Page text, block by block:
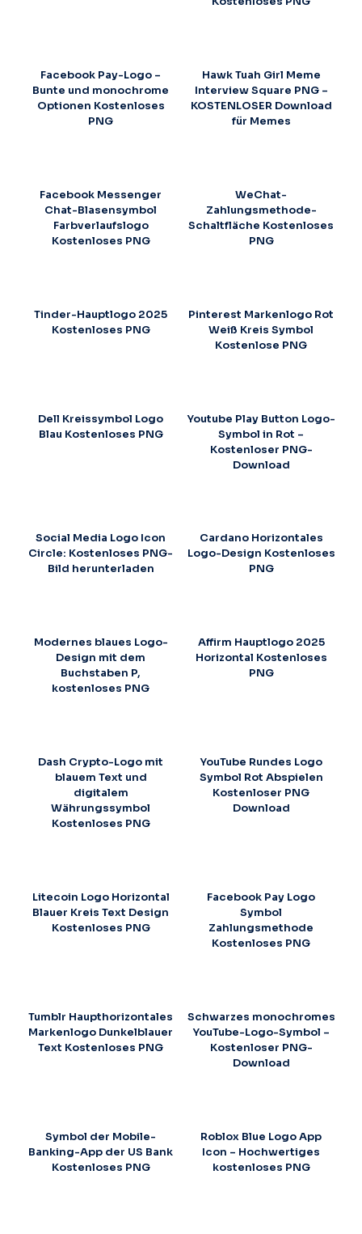
Facebook Pay-Logo –
Bunte und monochrome
Optionen Kostenloses
PNG
Hawk Tuah Girl Meme
Interview Square PNG –
KOSTENLOSER Download
für Memes
Facebook Messenger
Chat-Blasensymbol
Farbverlaufslogo
Kostenloses PNG
WeChat-
Zahlungsmethode-
Schaltfläche Kostenloses
PNG
Tinder-Hauptlogo 2025
Kostenloses PNG
Pinterest Markenlogo Rot
Weiß Kreis Symbol
Kostenlose PNG
Dell Kreissymbol Logo
Blau Kostenloses PNG
Youtube Play Button Logo-
Symbol in Rot –
Kostenloser PNG-
Download
Social Media Logo Icon
Circle: Kostenloses PNG-
Bild herunterladen
Cardano Horizontales
Logo-Design Kostenloses
PNG
Modernes blaues Logo-
Design mit dem
Buchstaben P,
kostenloses PNG
Affirm Hauptlogo 2025
Horizontal Kostenloses
PNG
Dash Crypto-Logo mit
blauem Text und
digitalem
Währungssymbol
Kostenloses PNG
YouTube Rundes Logo
Symbol Rot Abspielen
Kostenloser PNG
Download
Litecoin Logo Horizontal
Blauer Kreis Text Design
Kostenloses PNG
Facebook Pay Logo
Symbol
Zahlungsmethode
Kostenloses PNG
Tumblr Haupthorizontales
Markenlogo Dunkelblauer
Text Kostenloses PNG
Schwarzes monochromes
YouTube-Logo-Symbol –
Kostenloser PNG-
Download
Symbol der Mobile-
Banking-App der US Bank
Kostenloses PNG
Roblox Blue Logo App
Icon – Hochwertiges
kostenloses PNG